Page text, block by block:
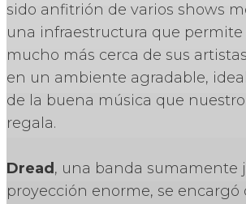
sido anfitrión de varios shows
una infraestructura que permite
mucho más cerca de sus
en un ambiente agradable,
de la buena música que
regala.
Dread, una banda sumamente
proyección enorme, se encargó